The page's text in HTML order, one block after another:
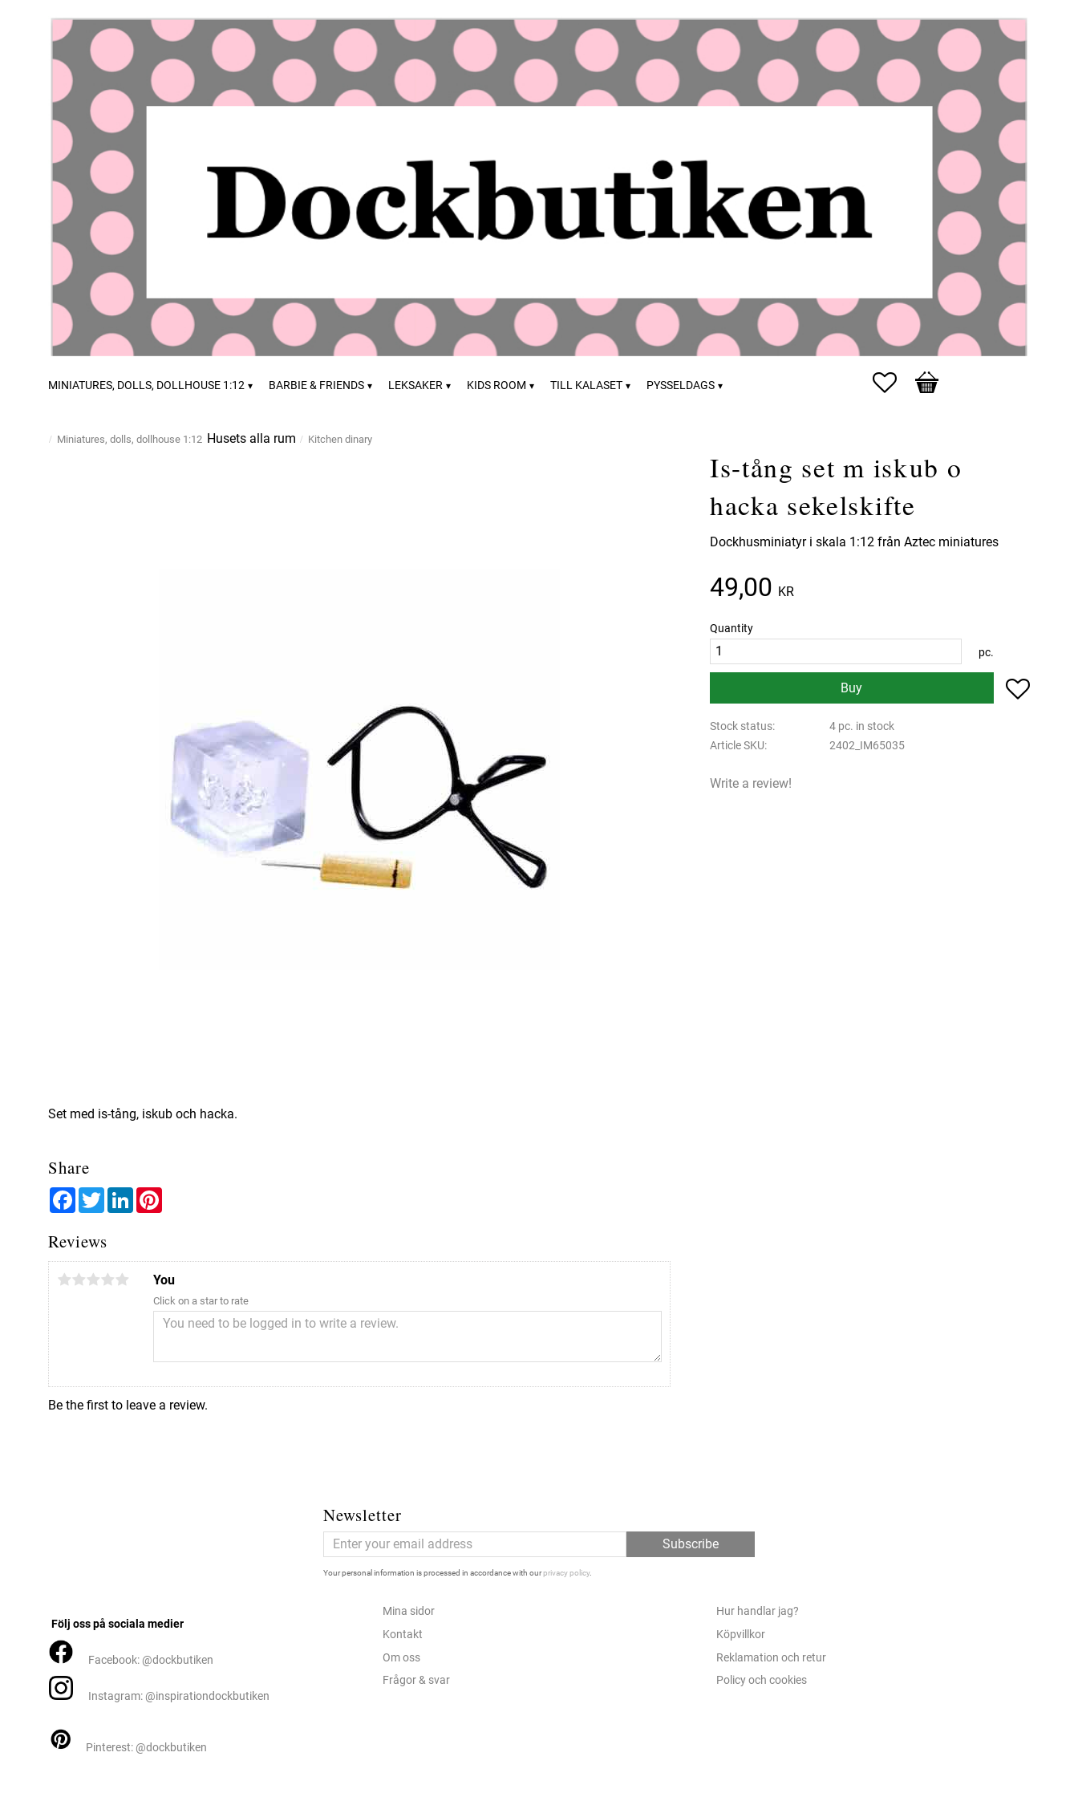
MINIATURES, DOLLS, DOLLHOUSE 1:12 BARBIE & FRIENDS LEKSAKER KIDS ROOM TILL KALASET PYSSELDAGS Favorites
Basket
Miniatures, dolls, dollhouse 1:12 Husets alla rum Kitchen dinary
Is-tång set m iskub o
hacka sekelskifte
Dockhusminiatyr i skala 1:12 från Aztec miniatures
49,00 KR
Quantity
pc.
Buy Add to
Stock status
4 pc. in stock
Article SKU
2402_IM65035
Write a review!
Set med is-tång, iskub och hacka.
Share
FacebookTwitterLinkedIn
Reviews
You
Click on a star to rate
Be the first to leave a review.
Newsletter
Subscribe
Your personal information is processed in accordance with ourprivacy policy.
Följ oss på sociala medier
Facebook: @dockbutiken
Instagram: @inspirationdockbutiken
Pinterest: @dockbutiken
Mina sidor
Kontakt
Om oss
Frågor & svar
Hur handlar jag?
Köpvillkor
Reklamation och retur
Policy och cookies